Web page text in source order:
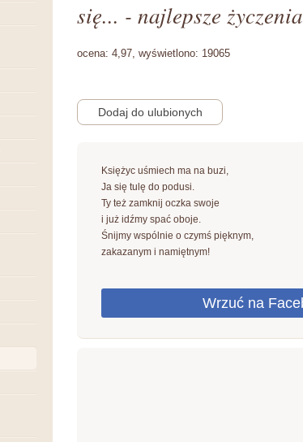
się... - najlepsze życzenia
ocena: 4,97, wyświetlono: 19065
Księżyc uśmiech ma na buzi,
Ja się tulę do podusi.
Ty też zamknij oczka swoje
i już idźmy spać oboje.
Śnijmy wspólnie o czymś pięknym,
zakazanym i namiętnym!